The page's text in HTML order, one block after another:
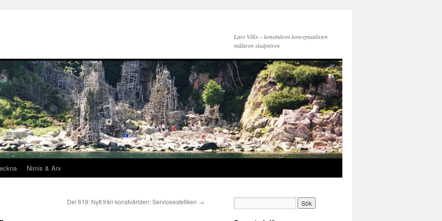
Lars Vilks – konstnären konceptualisten
målaren skulptören
Nimis & Arx
Del 619: Nytt från konstvärlden: Serviceestetiken →